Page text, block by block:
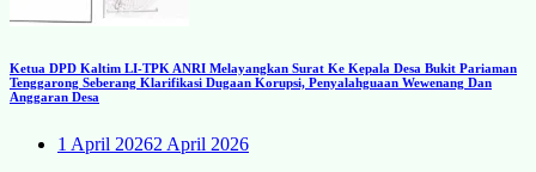
Ketua DPD Kaltim LI-TPK ANRI Melayangkan Surat Ke Kepala Desa Bukit Pariaman
Tenggarong Seberang Klarifikasi Dugaan Korupsi, Penyalahguaan Wewenang Dan
Anggaran Desa
1 April 20262 April 2026